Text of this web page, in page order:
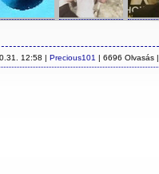
12:58 | Precious101 | 6696 Olvasás |